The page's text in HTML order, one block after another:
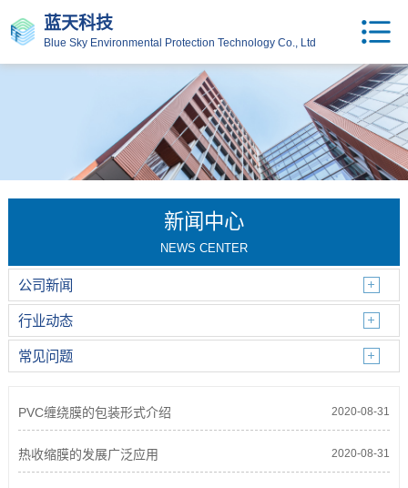
蓝天科技
Blue Sky Environmental Protection Technology Co., Ltd
新闻中心
NEWS CENTER
公司新闻
行业动态
常见问题
PVC缠绕膜的包装形式介绍 2020-08-31
热收缩膜的发展广泛应用 2020-08-31